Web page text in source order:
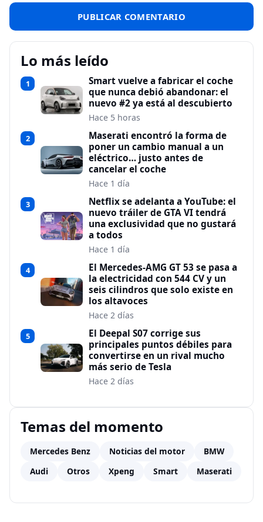
Lo más leído
1
Smart vuelve a fabricar el coche
que nunca debió abandonar: el
nuevo #2 ya está al descubierto
Hace 5 horas
2
Maserati encontró la forma de
poner un cambio manual a un
eléctrico… justo antes de
cancelar el coche
Hace 1 día
3
Netflix se adelanta a YouTube: el
nuevo tráiler de GTA VI tendrá
una exclusividad que no gustará
a todos
Hace 1 día
4
El Mercedes-AMG GT 53 se pasa a
la electricidad con 544 CV y un
seis cilindros que solo existe en
los altavoces
Hace 2 días
5
El Deepal S07 corrige sus
principales puntos débiles para
convertirse en un rival mucho
más serio de Tesla
Hace 2 días
Temas del momento
Mercedes Benz Noticias del motor
BMW
Audi
Otros Xpeng Smart Maserati